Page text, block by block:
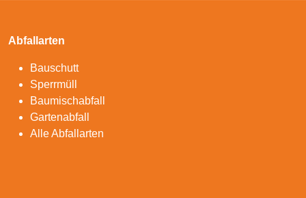
Abfallarten
Bauschutt
Sperrmüll
Baumischabfall
Gartenabfall
Alle Abfallarten